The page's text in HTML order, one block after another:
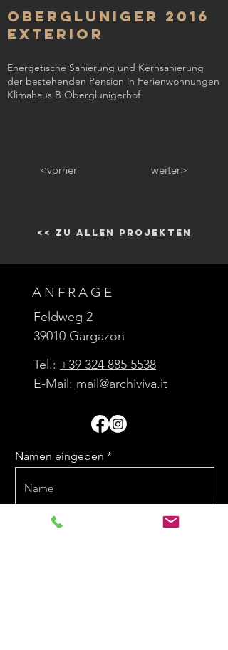
Obergluniger 2016
Exterior
Energetische Sanierung und Kernsanierung
der bestehenden Pension in Ferienwohnungen
Klimahaus B Oberglunigerhof
<vorher weiter>
<< zu allen Projekten
ANFRAGE
Feldweg 2
39010 Gargazon
Tel.: +39 324 885 5538
E-Mail: mail@archiviva.it
Namen eingeben
E-Mail eingeben